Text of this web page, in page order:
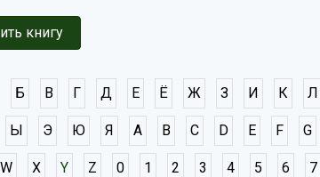
книгу
Б В Г Д Е Ё Ж З И К Л
Ы Э Ю Я A B C D E F G
W X Y Z 0 1 2 3 4 5 6 7